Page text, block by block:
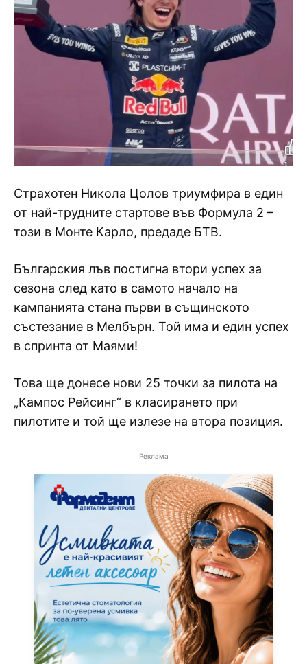
Страхотен Никола Цолов триумфира в един
от най-трудните стартове във Формула 2 –
този в Монте Карло, предаде БТВ.
Българския лъв постигна втори успех за
сезона след като в самото начало на
кампанията стана първи в същинското
състезание в Мелбърн. Той има и един успех
в спринта от Маями!
Това ще донесе нови 25 точки за пилота на
„Кампос Рейсинг“ в класирането при
пилотите и той ще излезе на втора позиция.
Реклама